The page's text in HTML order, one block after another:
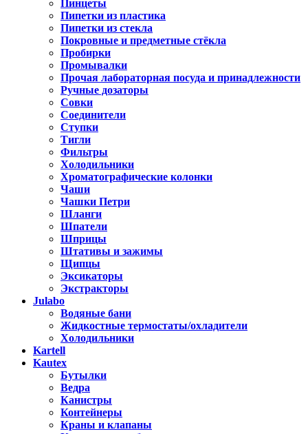
Пинцеты
Пипетки из пластика
Пипетки из стекла
Покровные и предметные стёкла
Пробирки
Промывалки
Прочая лабораторная посуда и принадлежности
Ручные дозаторы
Совки
Соединители
Ступки
Тигли
Фильтры
Холодильники
Хроматографические колонки
Чаши
Чашки Петри
Шланги
Шпатели
Шприцы
Штативы и зажимы
Щипцы
Эксикаторы
Экстракторы
Julabo
Водяные бани
Жидкостные термостаты/охладители
Холодильники
Kartell
Kautex
Бутылки
Ведра
Канистры
Контейнеры
Краны и клапаны